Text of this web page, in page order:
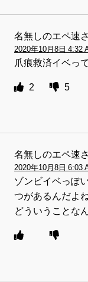
名無しのエペ速
2020年10月8日 4:32
爪痕救済イベっ
2 5
名無しのエペ速
2020年10月8日 6:03
ゾンビイベっぽ
つがあるんだよ
どういうことな